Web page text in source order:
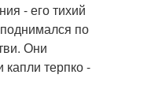
- его тихий
по
Они
терпко -